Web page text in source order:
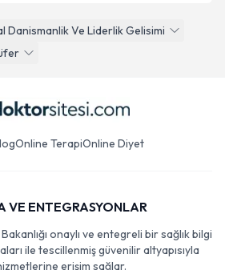
Danismanlik Ve Liderlik Gelisimi
Online TerapiOnline Diyet
VE ENTEGRASYONLAR
onaylı ve entegreli bir sağlık bilgi
ile tescillenmiş güvenilir altyapısıyla
erişim sağlar.